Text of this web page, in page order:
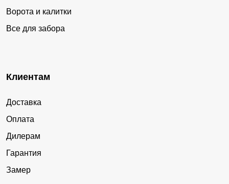
Ворота и калитки
Все для забора
Клиентам
Доставка
Оплата
Дилерам
Гарантия
Замер